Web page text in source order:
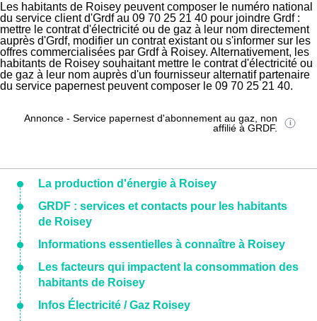
Les habitants de Roisey peuvent composer le numéro national
du service client d'Grdf au 09 70 25 21 40 pour joindre Grdf :
mettre le contrat d'électricité ou de gaz à leur nom directement
auprès d'Grdf, modifier un contrat existant ou s'informer sur les
offres commercialisées par Grdf à Roisey. Alternativement, les
habitants de Roisey souhaitant mettre le contrat d'électricité ou
de gaz à leur nom auprès d'un fournisseur alternatif partenaire
du service papernest peuvent composer le 09 70 25 21 40.
Annonce - Service papernest d'abonnement au gaz, non
affilié à GRDF.
La production d'énergie à Roisey
GRDF : services et contacts pour les habitants
de Roisey
Informations essentielles à connaître à Roisey
Les facteurs qui impactent la consommation des
habitants de Roisey
Infos Électricité / Gaz Roisey